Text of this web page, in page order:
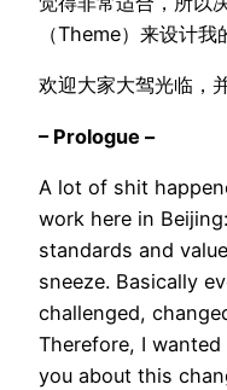
（Theme）来设计我
欢迎大家大驾光临，
– Prologue –
A lot of shit
work here in
standards and
sneeze. Basically
challenged,
Therefore, I
you about this